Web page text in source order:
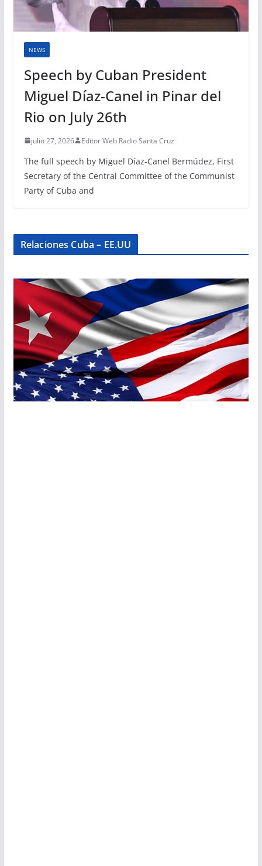
NEWS
Speech by Cuban President
Miguel Díaz-Canel in Pinar del
Rio on July 26th
julio 27, 2026 Editor Web Radio Santa Cruz
The full speech by Miguel Díaz-Canel Bermúdez, First
Secretary of the Central Committee of the Communist
Party of Cuba and
Relaciones Cuba – EE.UU